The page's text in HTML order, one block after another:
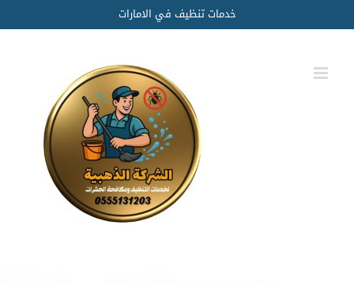
to
content
خدمات تنظيف في الامارات